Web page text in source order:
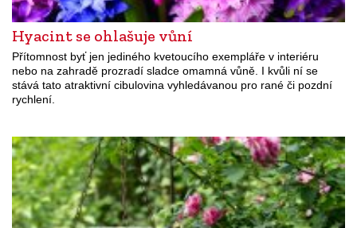
Hyacint se ohlašuje vůní
Přítomnost byť jen jediného kvetoucího exempláře v interiéru
nebo na zahradě prozradí sladce omamná vůně. I kvůli ní se
stává tato atraktivní cibulovina vyhledávanou pro rané či pozdní
rychlení.